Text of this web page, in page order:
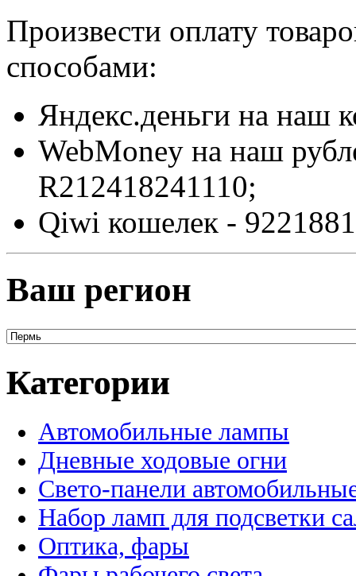
Произвести оплату
способами:
Яндекс.деньги на наш
WebMoney на наш
R212418241110;
Qiwi кошелек -
Ваш регион
Категории
Автомобильные лампы
Дневные ходовые огни
Свето-панели
Набор ламп для подсветки
Оптика, фары